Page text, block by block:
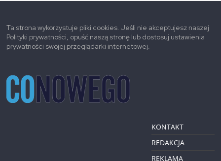
Ta strona wykorzystuje pliki cookies. Jeśli nie akceptujesz naszej
Polityki prywatności, opuść naszą stronę lub dostosuj ustawienia
prywatności swojej przeglądarki internetowej.
KONTAKT
REDAKCJA
REKLAMA